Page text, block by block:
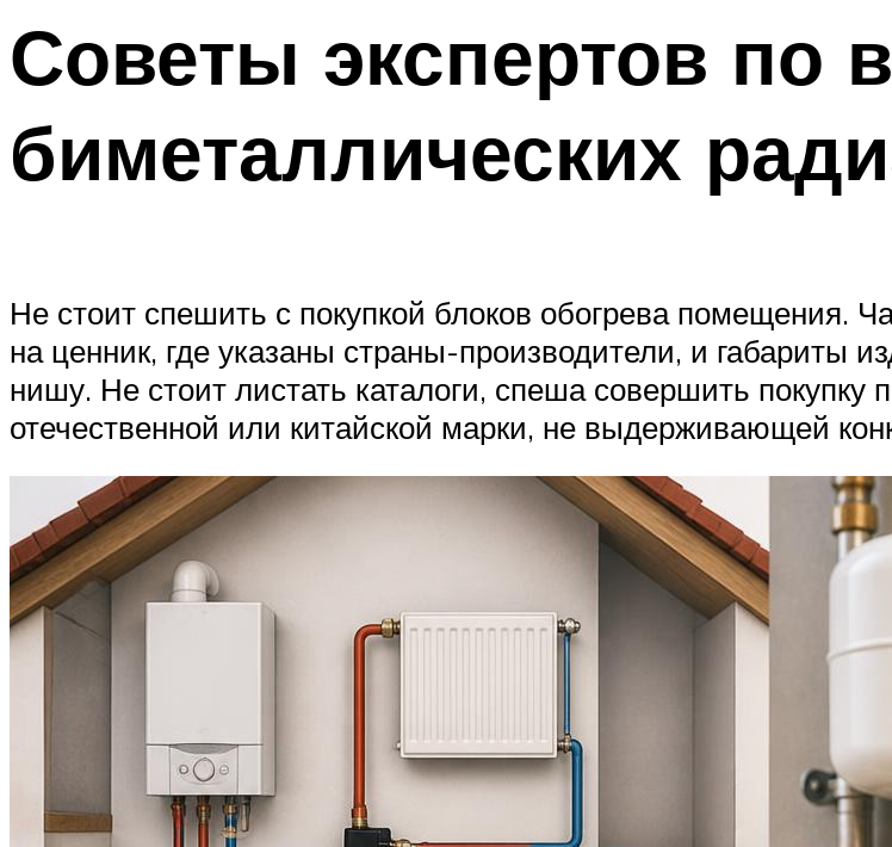
Советы экспертов по
биметаллических
Не стоит спешить с покупкой блоков обогрева помещения.
на ценник, где указаны страны-производители, и габариты
нишу. Не стоит листать каталоги, спеша совершить покупку
отечественной или китайской марки, не выдерживающей